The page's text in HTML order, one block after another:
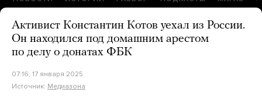
Активист Константин Котов уехал из России.
Он находился под домашним арестом
по делу о донатах ФБК
07:16, 17 января 2025
Источник: Медиазона